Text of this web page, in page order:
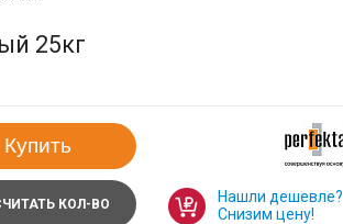
25кг
Купить
КОЛ-ВО
Нашли дешевле?
Снизим цену!